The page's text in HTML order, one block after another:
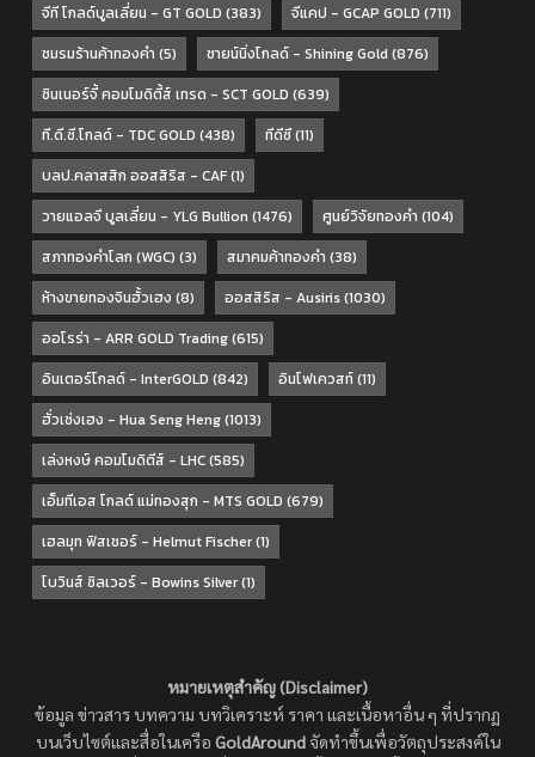
จีที โกลด์บูลเลี่ยน - GT GOLD (383) จีแคป - GCAP GOLD (711)
ชมรมร้านค้าทองคำ (5) ชายน์นิ่งโกลด์ - Shining Gold (876)
ซินเนอร์จี้ คอมโมดิตี้ส์ เทรด - SCT GOLD (639)
ที.ดี.ซี.โกลด์ - TDC GOLD (438) ทีดีซี(11)
บลป.คลาสสิก ออสสิริส - CAF(1)
วายแอลจี บูลเลี่ยน - YLG Bullion (1476) ศูนย์วิจัยทองคำ (104)
สภาทองคำโลก (WGC) (3) สมาคมค้าทองคำ (38)
ห้างขายทองจินฮั้วเฮง (8) ออสสิริส - Ausiris(1030)
ออโรร่า - ARR GOLD Trading(615)
อินเตอร์โกลด์ - InterGOLD (842) อินโฟเควสท์(11)
ฮั่วเซ่งเฮง - Hua Seng Heng(1013)
เล่งหงษ์ คอมโมดิตีส์ - LHC(585)
เอ็มทีเอส โกลด์ แม่ทองสุก - MTS GOLD (679)
เฮลมุท ฟิสเชอร์ - Helmut Fischer(1)
โบวินส์ ซิลเวอร์ - Bowins Silver(1)
หมายเหตุสำคัญ (Disclaimer)
ข้อมูล ข่าวสาร บทความ บทวิเคราะห์ ราคา และเนื้อหาอื่น ๆ ที่ปรากฏ
บนเว็บไซต์และสื่อในเครือ GoldAroundจัดทำขึ้นเพื่อวัตถุประสงค์ใน